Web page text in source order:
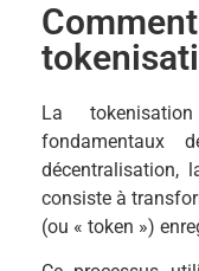
La
fondamentaux
décentralisation,
consiste à
(ou « token »)